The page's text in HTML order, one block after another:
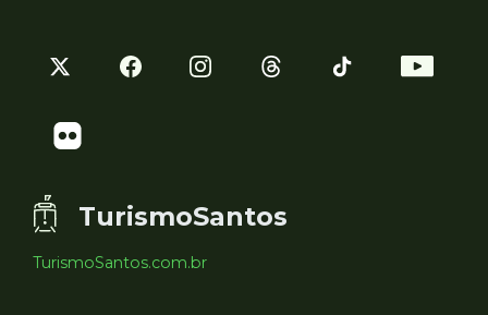
TurismoSantos
TurismoSantos.com.br